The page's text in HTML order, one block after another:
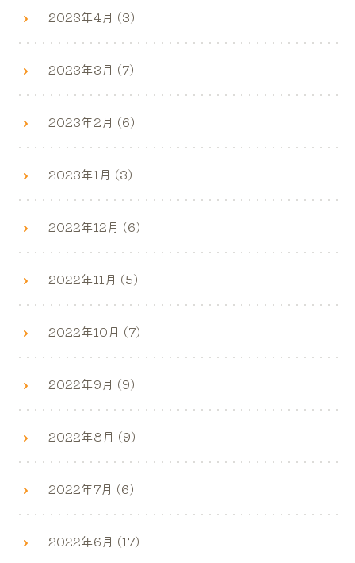
2023年4月 (3)
2023年3月 (7)
2023年2月 (6)
2023年1月 (3)
2022年12月 (6)
2022年11月 (5)
2022年10月 (7)
2022年9月 (9)
2022年8月 (9)
2022年7月 (6)
2022年6月 (17)